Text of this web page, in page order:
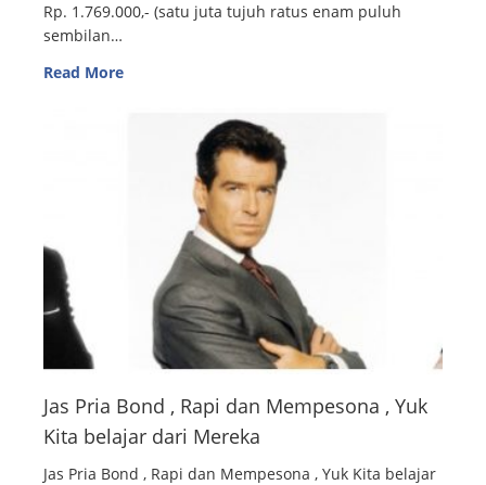
Rp. 1.769.000,- (satu juta tujuh ratus enam puluh
sembilan…
Read More
Jas Pria Bond , Rapi dan Mempesona , Yuk
Kita belajar dari Mereka
Jas Pria Bond , Rapi dan Mempesona , Yuk Kita belajar